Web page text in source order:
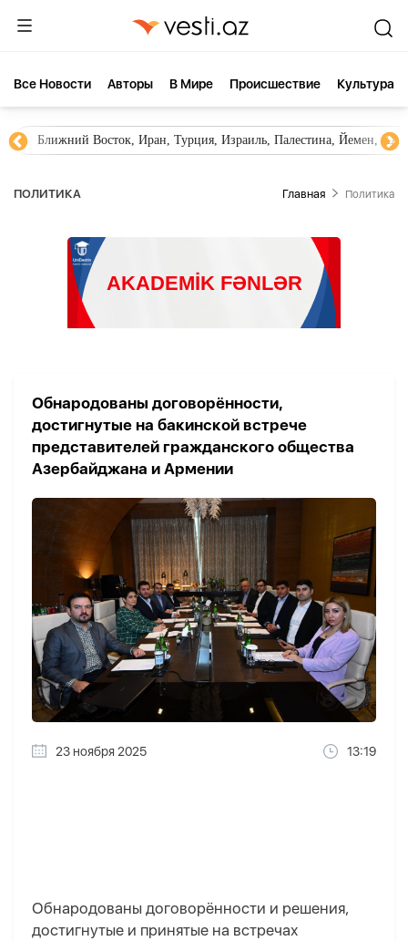
Все Новости Aвторы В Мире Происшествие Культура
Ближний Восток, Иран, Турция, Израиль, Палестина, Йемен,
ПОЛИТИКА Главная Политика
Обнародованы договорённости,
достигнутые на бакинской встрече
представителей гражданского общества
Азербайджана и Армении
23 ноября 2025 13:19
Обнародованы договорённости и решения,
достигнутые и принятые на встречах